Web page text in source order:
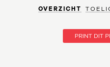
OVERZICHT
PRINT DIT